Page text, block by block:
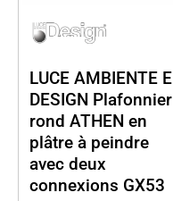
LUCE AMBIENTE E
DESIGN Plafonnier
rond ATHEN en
plâtre à peindre
avec deux
connexions GX53